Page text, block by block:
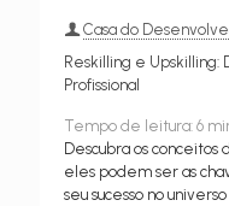
Casa do
Reskilling e Upskilling:
Profissional
Tempo de leitura: 6
Descubra os
eles podem ser as
seu sucesso no